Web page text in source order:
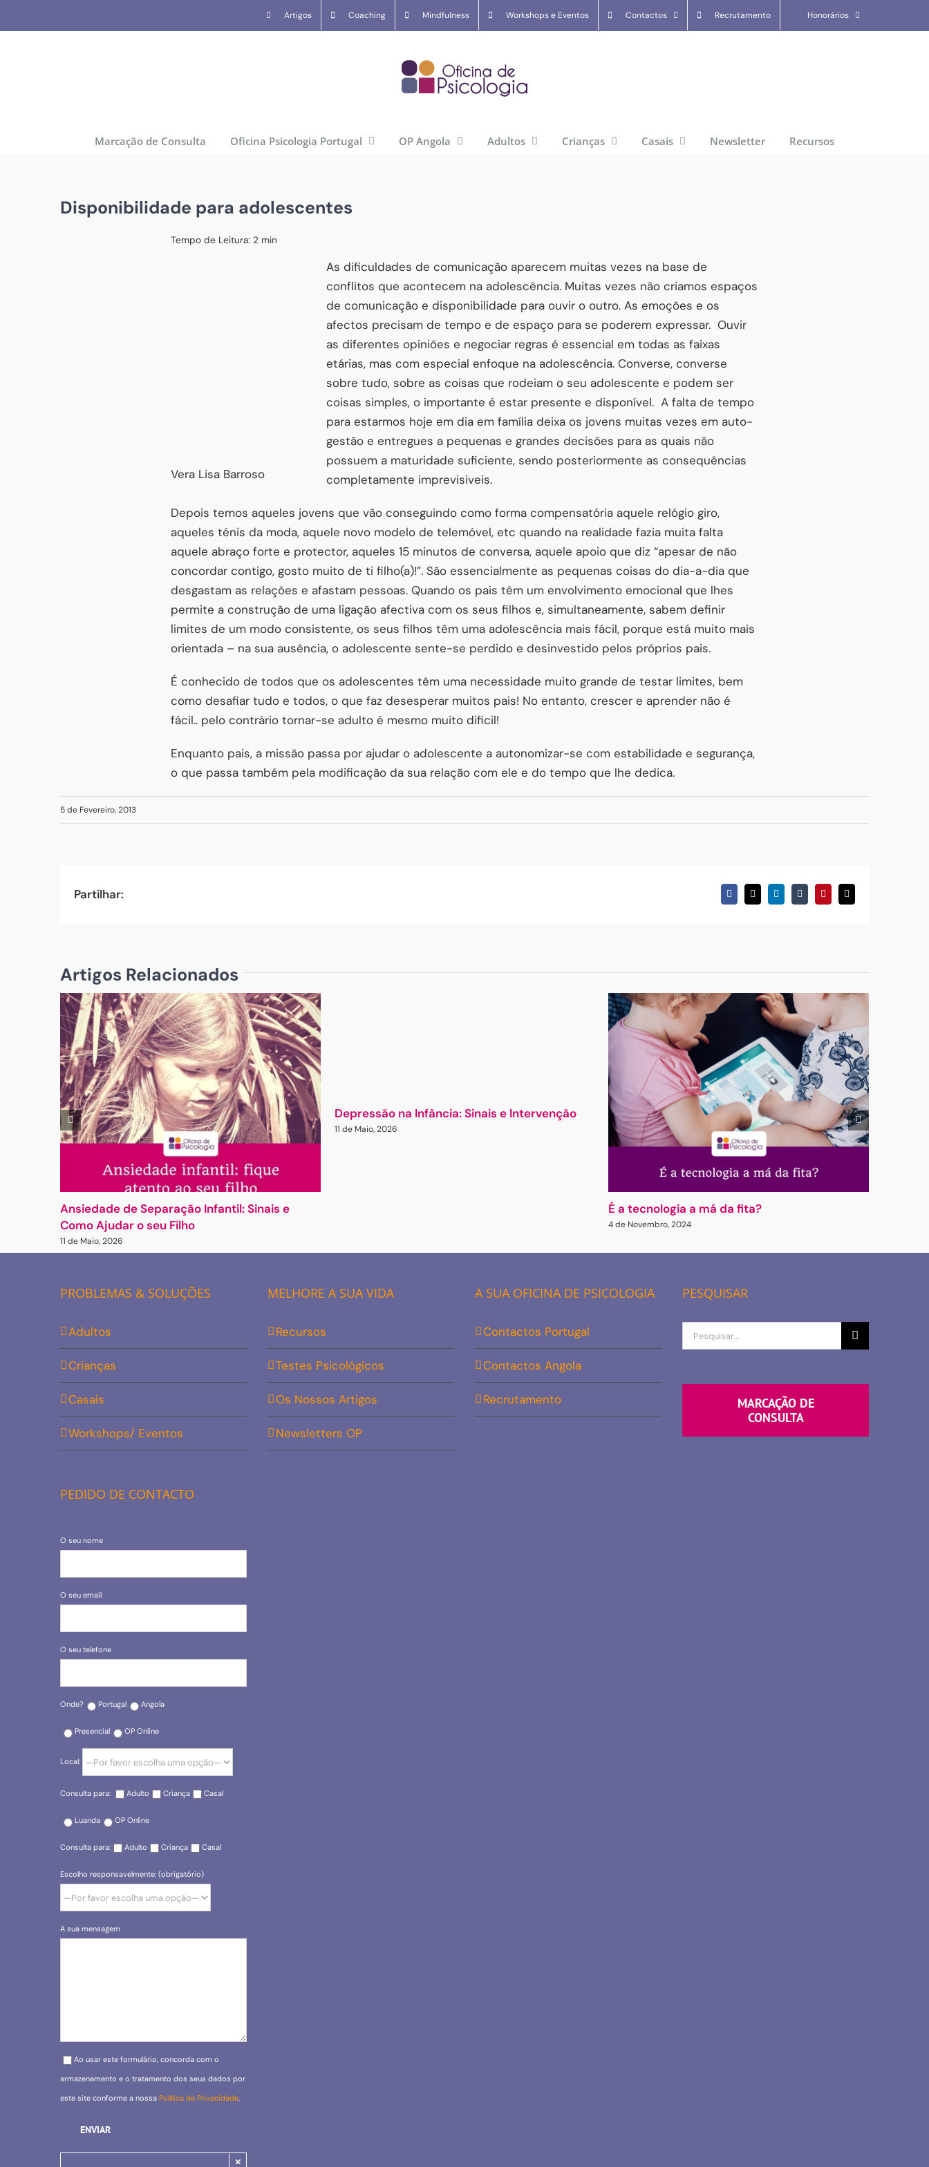
to
Artigos Coaching Mindfulness Workshops e Eventos Contactos Recrutamento Honorários
Marcação de Consulta Oficina Psicologia Portugal OP Angola Adultos Crianças Casais Newsletter Recursos
Disponibilidade para adolescentes
Tempo de Leitura: 2 min
Vera Lisa Barroso
As dificuldades de comunicação aparecem muitas vezes na base de
conflitos que acontecem na adolescência. Muitas vezes não criamos espaços
de comunicação e disponibilidade para ouvir o outro. As emoções e os
afectos precisam de tempo e de espaço para se poderem expressar. Ouvir
as diferentes opiniões e negociar regras é essencial em todas as faixas
etárias, mas com especial enfoque na adolescência. Converse, converse
sobre tudo, sobre as coisas que rodeiam o seu adolescente e podem ser
coisas simples, o importante é estar presente e disponível. A falta de tempo
para estarmos hoje em dia em família deixa os jovens muitas vezes em auto-
gestão e entregues a pequenas e grandes decisões para as quais não
possuem a maturidade suficiente, sendo posteriormente as consequências
completamente imprevisiveis.
Depois temos aqueles jovens que vão conseguindo como forma compensatória aquele relógio giro,
aqueles ténis da moda, aquele novo modelo de telemóvel, etc quando na realidade fazia muita falta
aquele abraço forte e protector, aqueles 15 minutos de conversa, aquele apoio que diz “apesar de não
concordar contigo, gosto muito de ti filho(a)!”. São essencialmente as pequenas coisas do dia-a-dia que
desgastam as relações e afastam pessoas. Quando os pais têm um envolvimento emocional que lhes
permite a construção de uma ligação afectiva com os seus filhos e, simultaneamente, sabem definir
limites de um modo consistente, os seus filhos têm uma adolescência mais fácil, porque está muito mais
orientada – na sua ausência, o adolescente sente-se perdido e desinvestido pelos próprios pais.
É conhecido de todos que os adolescentes têm uma necessidade muito grande de testar limites, bem
como desafiar tudo e todos, o que faz desesperar muitos pais! No entanto, crescer e aprender não é
fácil.. pelo contrário tornar-se adulto é mesmo muito dificil!
Enquanto pais, a missão passa por ajudar o adolescente a autonomizar-se com estabilidade e segurança,
o que passa também pela modificação da sua relação com ele e do tempo que lhe dedica.
5 de Fevereiro, 2013
Partilhar: Facebook
X LinkedInTumblrPinterestEmail
(necessário
Artigos Relacionados
Ansiedade de Separação Infantil: Sinais e
Como Ajudar o seu Filho
11 de Maio, 2026
Depressão na Infância: Sinais e Intervenção
11 de Maio, 2026
É a tecnologia a má da fita?
4 de Novembro, 2024
PROBLEMAS & SOLUÇÕES
Adultos
Crianças
Casais
Workshops/ Eventos
PEDIDO DE CONTACTO
O seu nome
O seu email
O seu telefone
Onde? Portugal Angola
Presencial OP Online
Local:
Consulta para: Adulto Criança Casal
Luanda OP Online
Consulta para: Adulto Criança Casal
Escolho responsavelmente: (obrigatório)
A sua mensagem
Please leave this field empty.
Ao usar este formulário, concorda com o
armazenamento e o tratamento dos seus dados por
este site conforme a nossa Política de Privacidade.
×
MELHORE A SUA VIDA
Recursos
Testes Psicológicos
Os Nossos Artigos
Newsletters OP
A SUA OFICINA DE PSICOLOGIA
Contactos Portugal
Contactos Angola
Recrutamento
PESQUISAR
Procurar
por
MARCAÇÃO DE
CONSULTA